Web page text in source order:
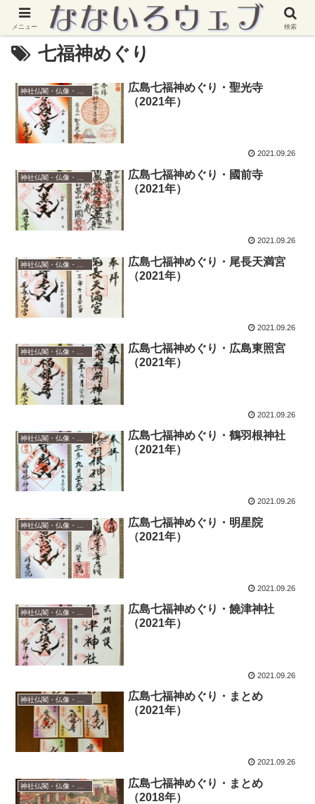
七福神めぐり
広島七福神めぐり・聖光寺
（2021年）
2021.09.26
神社仏閣・仏像・御朱印
広島七福神めぐり・國前寺
（2021年）
2021.09.26
広島七福神めぐり・尾長天満宮
（2021年）
2021.09.26
広島七福神めぐり・広島東照宮
（2021年）
2021.09.26
神社仏閣・仏像・御朱印
広島七福神めぐり・鶴羽根神社
（2021年）
2021.09.26
広島七福神めぐり・明星院
（2021年）
2021.09.26
広島七福神めぐり・饒津神社
（2021年）
2021.09.26
広島七福神めぐり・まとめ
（2021年）
2021.09.26
神社仏閣・仏像・御朱印
広島七福神めぐり・まとめ
（2018年）
メニュー 検索